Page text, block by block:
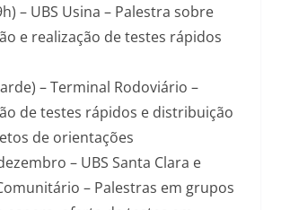
– UBS Usina – Palestra sobre
e realização de testes rápidos
– Terminal Rodoviário –
de testes rápidos e distribuição
de orientações
– UBS Santa Clara e
– Palestras em grupos